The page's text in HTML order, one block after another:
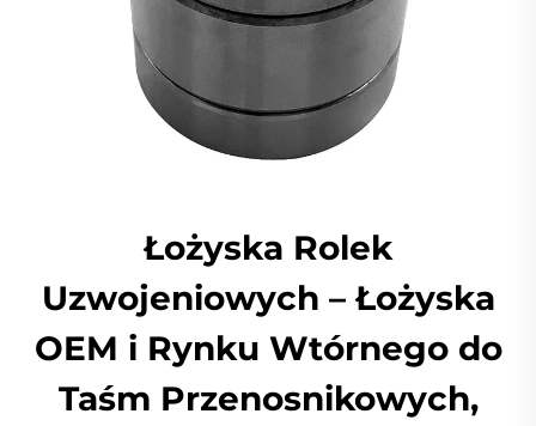
Łożyska Rolek
Uzwojeniowych – Łożyska
OEM i Rynku Wtórnego do
Taśm Przenosnikowych,